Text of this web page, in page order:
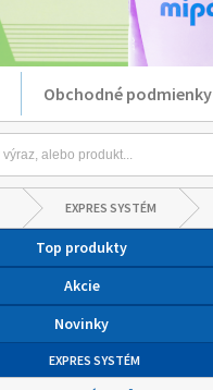
Obchodné podmienky
EXPRES SYSTÉM
Top produkty
Akcie
Novinky
EXPRES SYSTÉM